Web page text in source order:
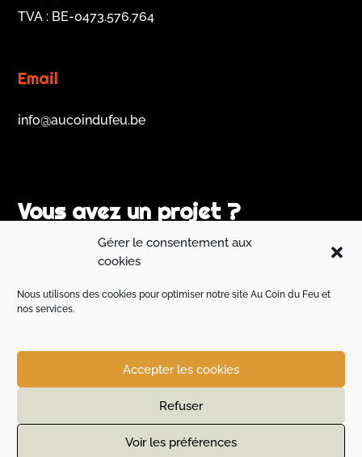
Gérer le consentement aux
cookies
Nous utilisons des cookies pour optimiser notre site Au Coin du Feu et
nos services.
Accepter les cookies
Refuser
Voir les préférences
TVA : BE-0473.576.764
Email
info@aucoindufeu.be
Vous avez un projet ?
Un spécialiste s'occupera de votre demande dans les
meilleurs délais.
Cookies Conditions générales
© 2026 All right reserved - Design C9 Communication